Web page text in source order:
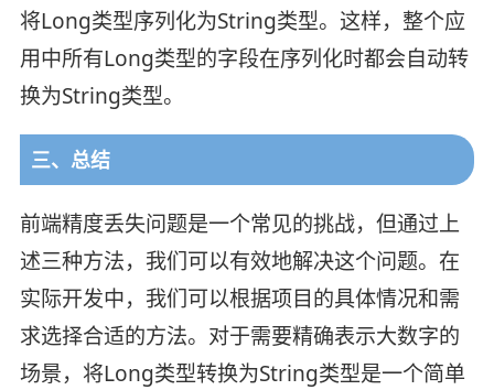
将Long类型序列化为String类型。这样，整个应
用中所有Long类型的字段在序列化时都会自动转
换为String类型。
三、总结
前端精度丢失问题是一个常见的挑战，但通过上
述三种方法，我们可以有效地解决这个问题。在
实际开发中，我们可以根据项目的具体情况和需
求选择合适的方法。对于需要精确表示大数字的
场景，将Long类型转换为String类型是一个简单